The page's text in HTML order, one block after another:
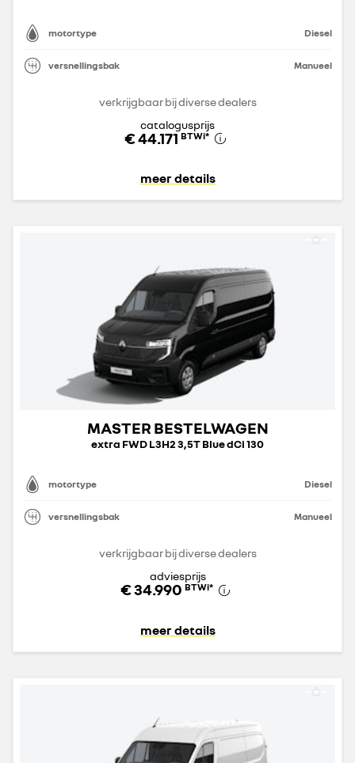
motortype Diesel
versnellingsbak Manueel
verkrijgbaar bij diverse dealers
catalogusprijs
€ 44.171 BTWi*
meer details
MASTER BESTELWAGEN
extra FWD L3H2 3,5T Blue dCi 130
motortype Diesel
versnellingsbak Manueel
verkrijgbaar bij diverse dealers
adviesprijs
€ 34.990 BTWi*
meer details